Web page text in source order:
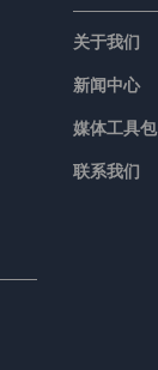
关于我们
新闻中心
媒体工具包
联系我们